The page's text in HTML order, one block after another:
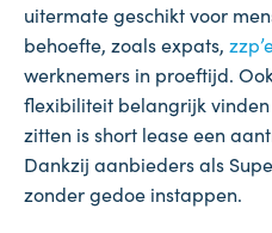
uitermate geschikt voor
behoefte, zoals expats,
werknemers in proeftijd.
flexibiliteit belangrijk
zitten is short lease een
Dankzij aanbieders als
zonder gedoe instappen.